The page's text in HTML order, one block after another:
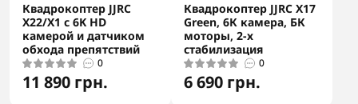
Квадрокоптер JJRC
X22/X1 с 6K HD
камерой и датчиком
обхода препятствий
0
11 890 грн.
Квадрокоптер JJRC X17
Green, 6К камера, БК
моторы, 2-х
стабилизация
0
6 690 грн.